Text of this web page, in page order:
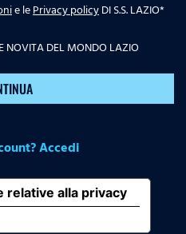
e lePrivacy policyDI S.S. LAZIO*
NOVITA DEL MONDO LAZIO
Accedi
relative alla privacy